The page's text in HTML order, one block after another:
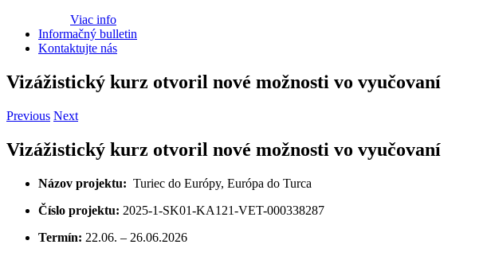
Viac info
Informačný bulletin
Kontaktujte nás
Vizážistický kurz otvoril nové možnosti vo vyučovaní
Previous Next
Vizážistický kurz otvoril nové možnosti vo vyučovaní
Názov projektu: Turiec do Európy, Európa do Turca
Číslo projektu: 2025-1-SK01-KA121-VET-000338287
Termín: 22.06. – 26.06.2026